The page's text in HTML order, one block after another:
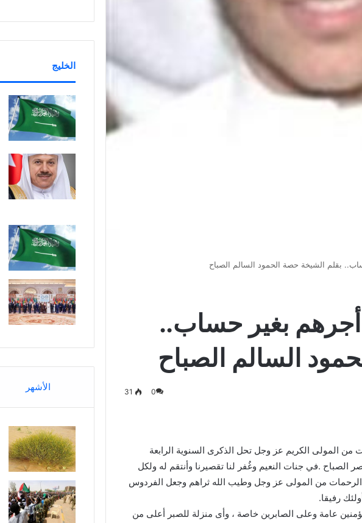
بقلم الشيخة حصة الحمود السالم الصباح
أجرهم بغير حساب..
السالم الصباح
0
31
من المولى الكريم عز وجل تحل الذكرى السنوية الرابعة
.في جنات النعيم وغُفر لنا تقصيرنا وأنتقم له ولكل
الرحمات من المولى عز وجل وطيب الله ثراهم وجعل الفردوس
رفيقا.
عامة وعلى الصابرين خاصة ، وأى منزلة للصبر أعلى من
الخليج
الأشهر